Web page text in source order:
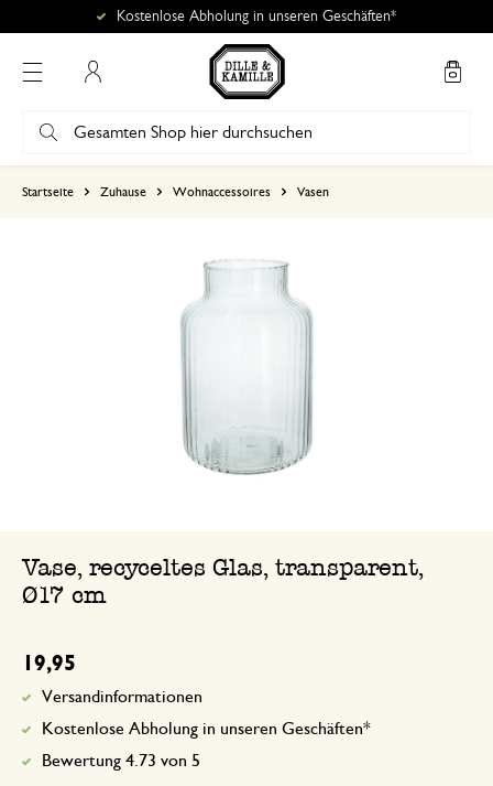
Kostenlose Abholung in unseren Geschäften*
Startseite Zuhause Wohnaccessoires Vasen
Vase, recyceltes Glas, transparent,
Ø17 cm
19,95
Versandinformationen
Kostenlose Abholung in unseren Geschäften*
Bewertung 4.73 von 5